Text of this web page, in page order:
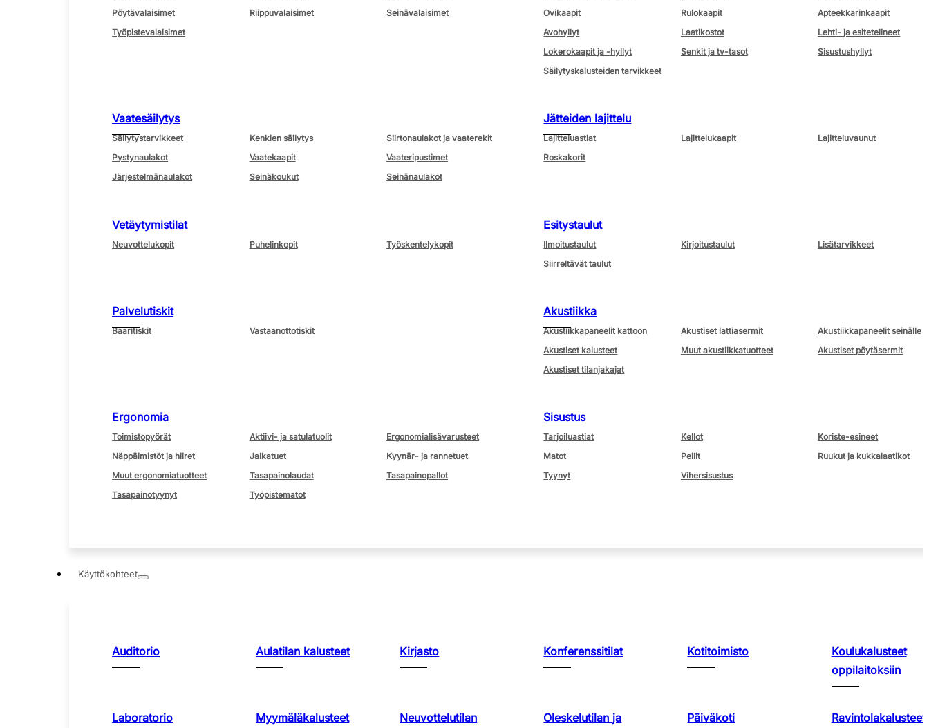
Pöytävalaisimet
Riippuvalaisimet
Seinävalaisimet
Työpistevalaisimet
Ovikaapit
Rulokaapit
Apteekkarinkaapit
Avohyllyt
Laatikostot
Lehti- ja esitetelineet
Lokerokaapit ja -hyllyt
Senkit ja tv-tasot
Sisustushyllyt
Säilytyskalusteiden tarvikkeet
Vaatesäilytys
Säilytystarvikkeet Kenkien säilytys
Siirtonaulakot ja vaaterekit
Pystynaulakot
Vaatekaapit
Vaateripustimet
Järjestelmänaulakot
Seinäkoukut Seinänaulakot
Jätteiden lajittelu
Lajitteluastiat Lajittelukaapit
Lajitteluvaunut
Roskakorit
Vetäytymistilat
Neuvottelukopit Puhelinkopit Työskentelykopit
Esitystaulut
Ilmoitustaulut Kirjoitustaulut
Lisätarvikkeet
Siirreltävät taulut
Palvelutiskit
Baaritiskit Vastaanottotiskit
Akustiikka
Akustiikkapaneelit kattoon Akustiset lattiasermit
Akustiikkapaneelit seinälle
Akustiset kalusteet
Muut akustiikkatuotteet
Akustiset pöytäsermit
Akustiset tilanjakajat
Ergonomia
Toimistopyörät Aktiivi- ja satulatuolit
Ergonomialisävarusteet
Näppäimistöt ja hiiret
Jalkatuet
Kyynär- ja rannetuet
Muut ergonomiatuotteet
Tasapainolaudat
Tasapainopallot
Tasapainotyynyt
Työpistematot
Sisustus
Tarjoiluastiat Kellot
Koriste-esineet
Matot
Peilit
Ruukut ja kukkalaatikot
Tyynyt
Vihersisustus
Käyttökohteet
Auditorio Aulatilan kalusteet Kirjasto Konferenssitilat Kotitoimisto
Koulukalusteet
oppilaitoksiin
Laboratorio Myymäläkalusteet
Neuvottelutilan
Oleskelutilan ja
Päiväkoti Ravintolakalusteet